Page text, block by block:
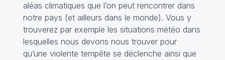
aléas climatiques que l’on peut rencontrer dans
notre pays (et ailleurs dans le monde). Vous y
trouverez par exemple les situations météo dans
lesquelles nous devons nous trouver pour
qu’une violente tempête se déclenche ainsi que